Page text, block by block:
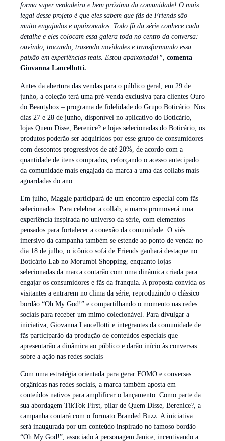
forma super verdadeira e bem próxima da comunidade! O mais
legal desse projeto é que eles sabem que fãs de Friends são
muito engajados e apaixonados. Todo fã da série conhece cada
detalhe e eles colocam essa galera toda no centro da conversa:
ouvindo, trocando, trazendo novidades e transformando essa
paixão em experiências reais. Estou apaixonada!”, comenta
Giovanna Lancellotti.
Antes da abertura das vendas para o público geral, em 29 de
junho, a coleção terá uma pré-venda exclusiva para clientes Ouro
do Beautybox – programa de fidelidade do Grupo Boticário. Nos
dias 27 e 28 de junho, disponível no aplicativo do Boticário,
lojas Quem Disse, Berenice? e lojas selecionadas do Boticário, os
produtos poderão ser adquiridos por esse grupo de consumidores
com descontos progressivos de até 20%, de acordo com a
quantidade de itens comprados, reforçando o acesso antecipado
da comunidade mais engajada da marca a uma das collabs mais
aguardadas do ano.
Em julho, Maggie participará de um encontro especial com fãs
selecionados. Para celebrar a collab, a marca promoverá uma
experiência inspirada no universo da série, com elementos
pensados para fortalecer a conexão da comunidade. O viés
imersivo da campanha também se estende ao ponto de venda: no
dia 18 de julho, o icônico sofá de Friends ganhará destaque no
Boticário Lab no Morumbi Shopping, enquanto lojas
selecionadas da marca contarão com uma dinâmica criada para
engajar os consumidores e fãs da franquia. A proposta convida os
visitantes a entrarem no clima da série, reproduzindo o clássico
bordão “Oh My God!” e compartilhando o momento nas redes
sociais para receber um mimo colecionável. Para divulgar a
iniciativa, Giovanna Lancellotti e integrantes da comunidade de
fãs participarão da produção de conteúdos especiais que
apresentarão a dinâmica ao público e darão início às conversas
sobre a ação nas redes sociais
Com uma estratégia orientada para gerar FOMO e conversas
orgânicas nas redes sociais, a marca também aposta em
conteúdos nativos para amplificar o lançamento. Como parte da
sua abordagem TikTok First, pilar de Quem Disse, Berenice?, a
campanha contará com o formato Branded Buzz. A iniciativa
será inaugurada por um conteúdo inspirado no famoso bordão
“Oh My God!”, associado à personagem Janice, incentivando a